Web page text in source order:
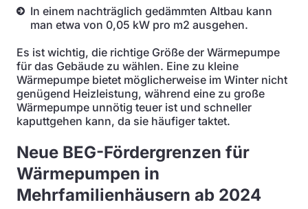
In einem nachträglich gedämmten Altbau kann
man etwa von 0,05 kW pro m2 ausgehen.
Es ist wichtig, die richtige Größe der Wärmepumpe
für das Gebäude zu wählen. Eine zu kleine
Wärmepumpe bietet möglicherweise im Winter nicht
genügend Heizleistung, während eine zu große
Wärmepumpe unnötig teuer ist und schneller
kaputtgehen kann, da sie häufiger taktet.
Neue BEG-Fördergrenzen für
Wärmepumpen in
Mehrfamilienhäusern ab 2024